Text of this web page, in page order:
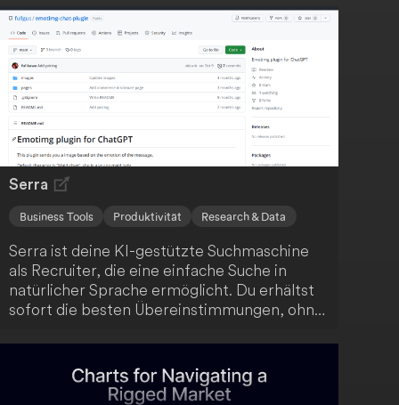
beschleunigt deine Arbeitsabläufe und hilft
dir, klare, überzeugende Kommunikation zu
erstellen. Darüber hinaus bietet MagicAI eine
sofortige Zusammenfassung deiner langen
E-Mail-Konversationen, Nachrichten,
Notizen und Dateien. Steigere deine
Effizienz mit MagicAI!
Serra
Business Tools Produktivität Research & Data
Serra ist deine KI-gestützte Suchmaschine
als Recruiter, die eine einfache Suche in
natürlicher Sprache ermöglicht. Du erhältst
sofort die besten Übereinstimmungen, ohne
Kandidaten einzeln überprüfen zu müssen.
Alle notwendigen Recherchen werden
automatisch für dich durchgeführt.